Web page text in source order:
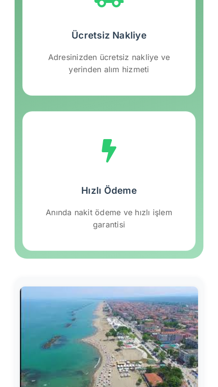
Ücretsiz Nakliye
Adresinizden ücretsiz nakliye ve
yerinden alım hizmeti
Hızlı Ödeme
Anında nakit ödeme ve hızlı işlem
garantisi